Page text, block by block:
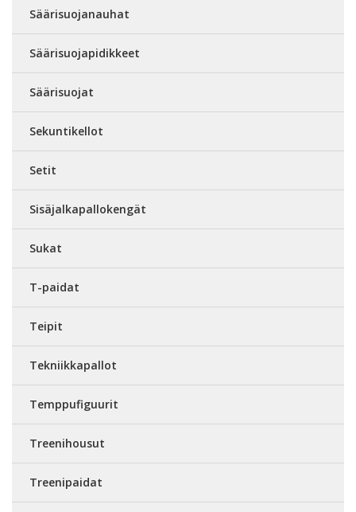
Säärisuojanauhat
Säärisuojapidikkeet
Säärisuojat
Sekuntikellot
Setit
Sisäjalkapallokengät
Sukat
T-paidat
Teipit
Tekniikkapallot
Temppufiguurit
Treenihousut
Treenipaidat